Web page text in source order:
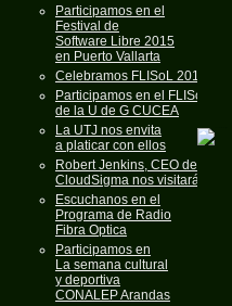
Participamos en el
Festival de
Software Libre 2015
en Puerto Vallarta
Celebramos FLISoL 2015
Participamos en el FLISoL
de la U de G CUCEA
La UTJ nos envita
a platicar con ellos
Robert Jenkins, CEO de
CloudSigma nos visitará
Escuchanos en el
Programa de Radio
Fibra Optica
Participamos en
La semana cultural
y deportiva
CONALEP Arandas